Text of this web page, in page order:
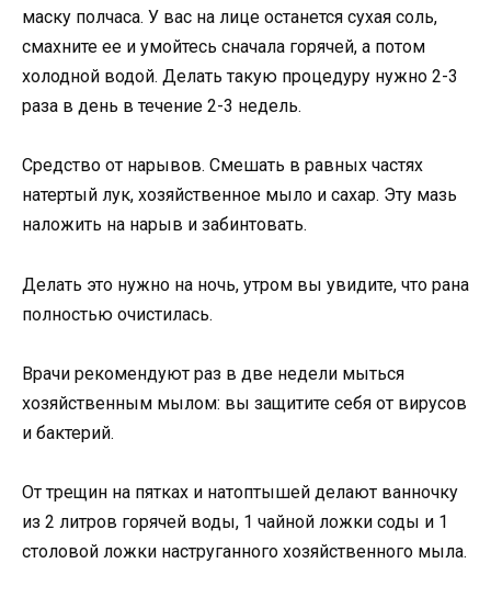
маску полчаса. У вас на лице останется сухая соль,
смахните ее и умойтесь сначала горячей, а потом
холодной водой. Делать такую процедуру нужно 2-3
раза в день в течение 2-3 недель.
Средство от нарывов. Смешать в равных частях
натертый лук, хозяйственное мыло и сахар. Эту мазь
наложить на нарыв и забинтовать.
Делать это нужно на ночь, утром вы увидите, что рана
полностью очистилась.
Врачи рекомендуют раз в две недели мыться
хозяйственным мылом: вы защитите себя от вирусов
и бактерий.
От трещин на пятках и натоптышей делают ванночку
из 2 литров горячей воды, 1 чайной ложки соды и 1
столовой ложки наструганного хозяйственного мыла.